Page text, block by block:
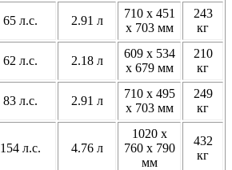
65 л.с. 2.91 л
710 x 451
x 703 мм
243
кг
62 л.с. 2.18 л
609 x 534
x 679 мм
210
кг
83 л.с. 2.91 л
710 x 495
x 703 мм
249
кг
154 л.с. 4.76 л
1020 x
760 x 790
мм
432
кг